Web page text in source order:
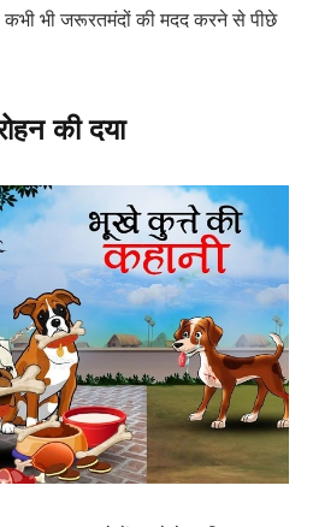
भी जरूरतमंदों की मदद करने से पीछे
की दया